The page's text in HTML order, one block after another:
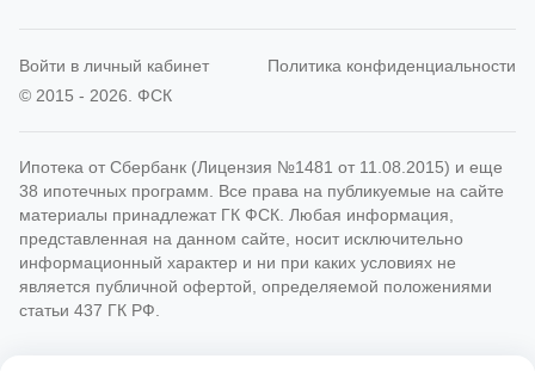
© 2015 - 2026. ФСК
Политика конфиденциальности
Ипотека от Сбербанк (Лицензия №1481 от 11.08.2015) и еще
38 ипотечных программ. Все права на публикуемые на сайте
материалы принадлежат ГК ФСК. Любая информация,
представленная на данном сайте, носит исключительно
информационный характер и ни при каких условиях не
является публичной офертой, определяемой положениями
статьи 437 ГК РФ.
Войти в личный кабинет